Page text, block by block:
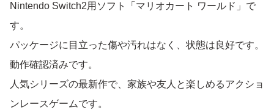
Nintendo Switch2用ソフト「マリオカート ワールド」で
す。
パッケージに目立った傷や汚れはなく、状態は良好です。
動作確認済みです。
人気シリーズの最新作で、家族や友人と楽しめるアクショ
ンレースゲームです。